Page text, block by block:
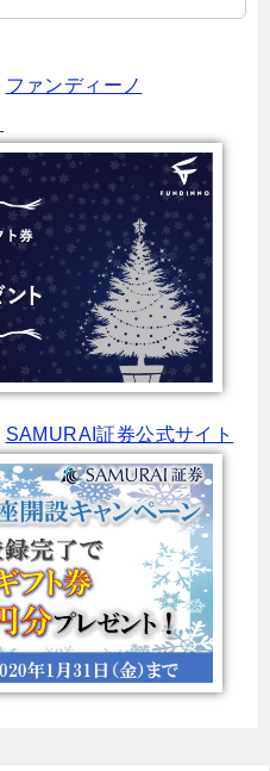
ファンディーノ
SAMURAI証券公式サイト